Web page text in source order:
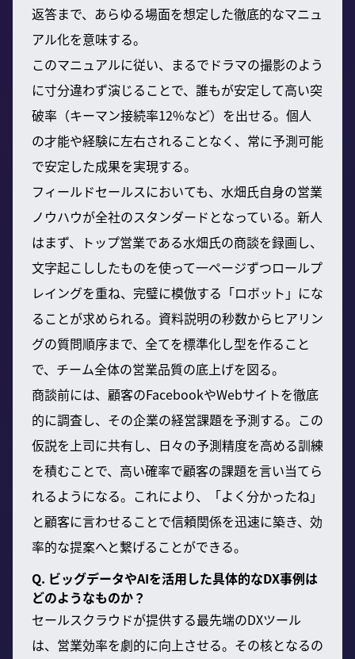
返答まで、あらゆる場面を想定した徹底的なマニュ
アル化を意味する。
このマニュアルに従い、まるでドラマの撮影のよう
に寸分違わず演じることで、誰もが安定して高い突
破率（キーマン接続率12%など）を出せる。個人
の才能や経験に左右されることなく、常に予測可能
で安定した成果を実現する。
フィールドセールスにおいても、水畑氏自身の営業
ノウハウが全社のスタンダードとなっている。新人
はまず、トップ営業である水畑氏の商談を録画し、
文字起こししたものを使って一ページずつロールプ
レイングを重ね、完璧に模倣する「ロボット」にな
ることが求められる。資料説明の秒数からヒアリン
グの質問順序まで、全てを標準化し型を作ること
で、チーム全体の営業品質の底上げを図る。
商談前には、顧客のFacebookやWebサイトを徹底
的に調査し、その企業の経営課題を予測する。この
仮説を上司に共有し、日々の予測精度を高める訓練
を積むことで、高い確率で顧客の課題を言い当てら
れるようになる。これにより、「よく分かったね」
と顧客に言わせることで信頼関係を迅速に築き、効
率的な提案へと繋げることができる。
Q. ビッグデータやAIを活用した具体的なDX事例は
どのようなものか？
セールスクラウドが提供する最先端のDXツール
は、営業効率を劇的に向上させる。その核となるの